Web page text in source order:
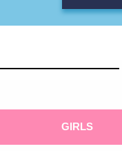
GIRLS